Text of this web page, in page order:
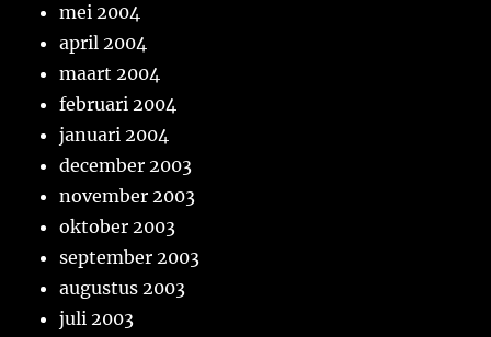
mei 2004
april 2004
maart 2004
februari 2004
januari 2004
december 2003
november 2003
oktober 2003
september 2003
augustus 2003
juli 2003